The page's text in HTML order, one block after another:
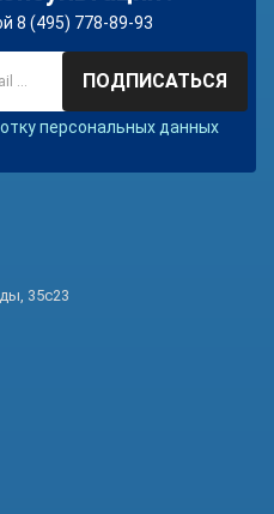
8 (495) 778-89-93
ПОДПИСАТЬСЯ
персональных данных
35с23